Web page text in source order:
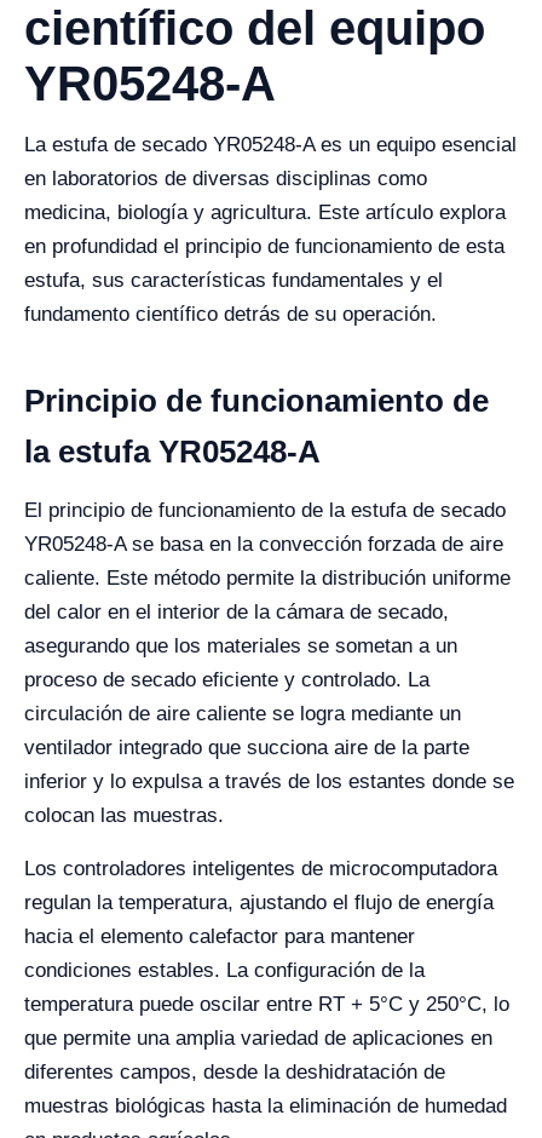
científico del equipo
YR05248-A
La estufa de secado YR05248-A es un equipo esencial
en laboratorios de diversas disciplinas como
medicina, biología y agricultura. Este artículo explora
en profundidad el principio de funcionamiento de esta
estufa, sus características fundamentales y el
fundamento científico detrás de su operación.
Principio de funcionamiento de
la estufa YR05248-A
El principio de funcionamiento de la estufa de secado
YR05248-A se basa en la convección forzada de aire
caliente. Este método permite la distribución uniforme
del calor en el interior de la cámara de secado,
asegurando que los materiales se sometan a un
proceso de secado eficiente y controlado. La
circulación de aire caliente se logra mediante un
ventilador integrado que succiona aire de la parte
inferior y lo expulsa a través de los estantes donde se
colocan las muestras.
Los controladores inteligentes de microcomputadora
regulan la temperatura, ajustando el flujo de energía
hacia el elemento calefactor para mantener
condiciones estables. La configuración de la
temperatura puede oscilar entre RT + 5°C y 250°C, lo
que permite una amplia variedad de aplicaciones en
diferentes campos, desde la deshidratación de
muestras biológicas hasta la eliminación de humedad